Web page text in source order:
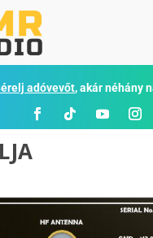
adóvevőt, akár néhány